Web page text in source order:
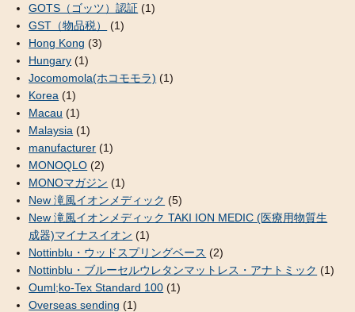
GOTS（ゴッツ）認証 (1)
GST（物品税）
(1)
Hong Kong (3)
Hungary (1)
Jocomomola(ホコモモラ) (1)
Korea (1)
Macau (1)
Malaysia (1)
manufacturer (1)
MONOQLO (2)
MONOマガジン (1)
New 滝風イオンメディック (5)
New 滝風イオンメディック TAKI ION MEDIC (医療用物質生
成器)マイナスイオン (1)
Nottinblu・ウッドスプリングベース (2)
Nottinblu・ブルーセルウレタンマットレス・アナトミック (1)
Ouml;ko-Tex Standard 100 (1)
Overseas sending (1)